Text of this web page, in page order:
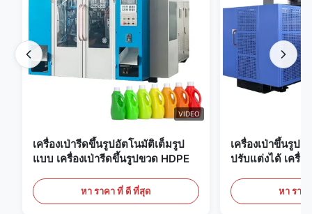
VIDEO
เครื่องเป่ารีดขึ้นรูปอัตโนมัติเต็มรูป
แบบ เครื่องเป่ารีดขึ้นรูปขวด HDPE
หา ราคา ที่ ดี ที่สุด
เครื่องเป่าขึ้นรูป
ปรับแต่งได้ เครื่อ
หา ราค